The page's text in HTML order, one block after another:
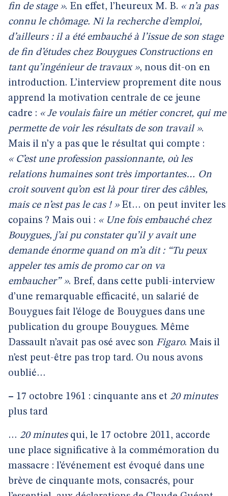
fin de stage ». En effet, l’heureux M. B. « n’a pas
connu le chômage. Ni la recherche d’emploi,
d’ailleurs : il a été embauché à l’issue de son stage
de fin d’études chez Bouygues Constructions en
tant qu’ingénieur de travaux », nous dit-on en
introduction. L’interview proprement dite nous
apprend la motivation centrale de ce jeune
cadre : « Je voulais faire un métier concret, qui me
permette de voir les résultats de son travail ».
Mais il n’y a pas que le résultat qui compte :
« C’est une profession passionnante, où les
relations humaines sont très importantes… On
croit souvent qu’on est là pour tirer des câbles,
mais ce n’est pas le cas ! »Et… on peut inviter les
copains ? Mais oui : « Une fois embauché chez
Bouygues, j’ai pu constater qu’il y avait une
demande énorme quand on m’a dit : “Tu peux
appeler tes amis de promo car on va
embaucher” ». Bref, dans cette publi-interview
d’une remarquable efficacité, un salarié de
Bouygues fait l’éloge de Bouygues dans une
publication du groupe Bouygues. Même
Dassault n’avait pas osé avec son Figaro. Mais il
n’est peut-être pas trop tard. Ou nous avons
oublié…
– 17 octobre 1961 : cinquante ans et 20 minutes
plus tard
… 20 minutesqui, le 17 octobre 2011, accorde
une place significative à la commémoration du
massacre : l’événement est évoqué dans une
brève de cinquante mots, consacrés, pour